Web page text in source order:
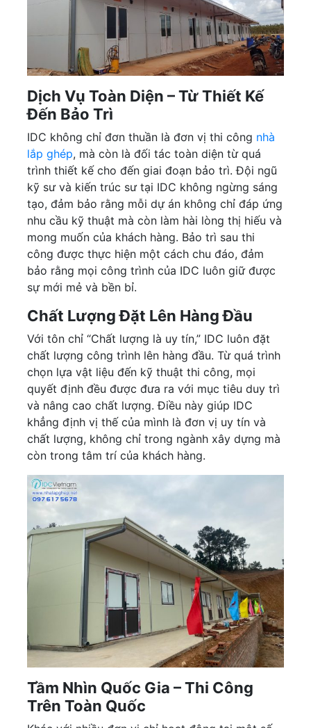
Dịch Vụ Toàn Diện – Từ Thiết Kế
Đến Bảo Trì
IDC không chỉ đơn thuần là đơn vị thi công nhà
lắp ghép, mà còn là đối tác toàn diện từ quá
trình thiết kế cho đến giai đoạn bảo trì. Đội ngũ
kỹ sư và kiến trúc sư tại IDC không ngừng sáng
tạo, đảm bảo rằng mỗi dự án không chỉ đáp ứng
nhu cầu kỹ thuật mà còn làm hài lòng thị hiếu và
mong muốn của khách hàng. Bảo trì sau thi
công được thực hiện một cách chu đáo, đảm
bảo rằng mọi công trình của IDC luôn giữ được
sự mới mẻ và bền bỉ.
Chất Lượng Đặt Lên Hàng Đầu
Với tôn chỉ “Chất lượng là uy tín,” IDC luôn đặt
chất lượng công trình lên hàng đầu. Từ quá trình
chọn lựa vật liệu đến kỹ thuật thi công, mọi
quyết định đều được đưa ra với mục tiêu duy trì
và nâng cao chất lượng. Điều này giúp IDC
khẳng định vị thế của mình là đơn vị uy tín và
chất lượng, không chỉ trong ngành xây dựng mà
còn trong tâm trí của khách hàng.
Tầm Nhìn Quốc Gia – Thi Công
Trên Toàn Quốc